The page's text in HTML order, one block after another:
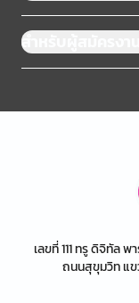
สำหรับผู้สมัครงาน
เลขที่ 111 ทรู ดิจิทัล
ถนนสุขุมวิท แข